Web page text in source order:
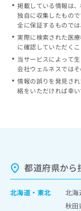
掲載している情報は
独自に収集したもの
全に保証するものでは
実際に検索された医
に確認していただくこ
当サービスによって
会社ウェルネスでは
情報の誤りを発見さ
絡をいただければ幸い
都道府県から
北海道 ・ 東北 北海
秋田